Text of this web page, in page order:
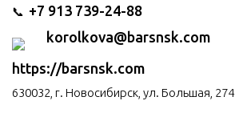
📞 +7 913 739-24-88
korolkova@barsnsk.com
https://barsnsk.com
630032, г. Новосибирск, ул. Большая, 274